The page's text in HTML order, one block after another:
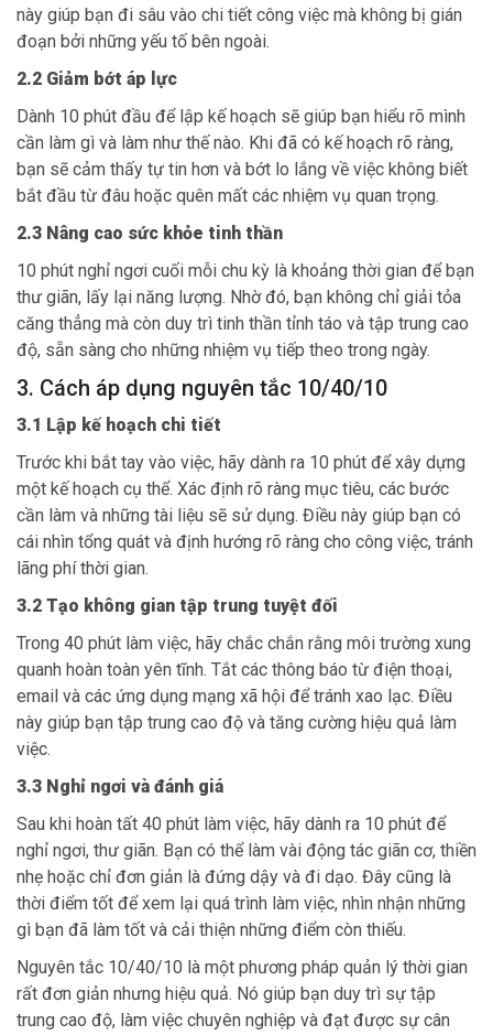
này giúp bạn đi sâu vào chi tiết công việc mà không bị gián
đoạn bởi những yếu tố bên ngoài.
2.2 Giảm bớt áp lực
Dành 10 phút đầu để lập kế hoạch sẽ giúp bạn hiểu rõ mình
cần làm gì và làm như thế nào. Khi đã có kế hoạch rõ ràng,
bạn sẽ cảm thấy tự tin hơn và bớt lo lắng về việc không biết
bắt đầu từ đâu hoặc quên mất các nhiệm vụ quan trọng.
2.3 Nâng cao sức khỏe tinh thần
10 phút nghỉ ngơi cuối mỗi chu kỳ là khoảng thời gian để bạn
thư giãn, lấy lại năng lượng. Nhờ đó, bạn không chỉ giải tỏa
căng thẳng mà còn duy trì tinh thần tỉnh táo và tập trung cao
độ, sẵn sàng cho những nhiệm vụ tiếp theo trong ngày.
3. Cách áp dụng nguyên tắc 10/40/10
3.1 Lập kế hoạch chi tiết
Trước khi bắt tay vào việc, hãy dành ra 10 phút để xây dựng
một kế hoạch cụ thể. Xác định rõ ràng mục tiêu, các bước
cần làm và những tài liệu sẽ sử dụng. Điều này giúp bạn có
cái nhìn tổng quát và định hướng rõ ràng cho công việc, tránh
lãng phí thời gian.
3.2 Tạo không gian tập trung tuyệt đối
Trong 40 phút làm việc, hãy chắc chắn rằng môi trường xung
quanh hoàn toàn yên tĩnh. Tắt các thông báo từ điện thoại,
email và các ứng dụng mạng xã hội để tránh xao lạc. Điều
này giúp bạn tập trung cao độ và tăng cường hiệu quả làm
việc.
3.3 Nghỉ ngơi và đánh giá
Sau khi hoàn tất 40 phút làm việc, hãy dành ra 10 phút để
nghỉ ngơi, thư giãn. Bạn có thể làm vài động tác giãn cơ, thiền
nhẹ hoặc chỉ đơn giản là đứng dậy và đi dạo. Đây cũng là
thời điểm tốt để xem lại quá trình làm việc, nhìn nhận những
gì bạn đã làm tốt và cải thiện những điểm còn thiếu.
Nguyên tắc 10/40/10 là một phương pháp quản lý thời gian
rất đơn giản nhưng hiệu quả. Nó giúp bạn duy trì sự tập
trung cao độ, làm việc chuyên nghiệp và đạt được sự cân